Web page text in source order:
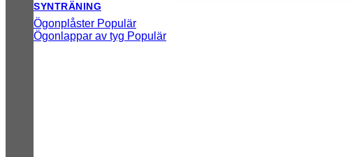
SYNTRÄNING
Ögonplåster
Ögonlappar av tyg